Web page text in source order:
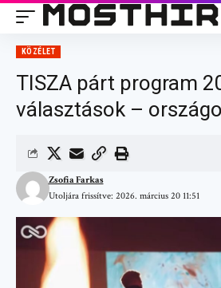
KÖZÉLET
TISZA párt program
választások –
Utoljára frissítve: 2026. március 20 11:51
Zsofia Farkas